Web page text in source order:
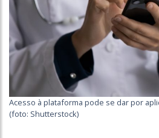
Acesso à plataforma pode se dar por
(foto: Shutterstock)